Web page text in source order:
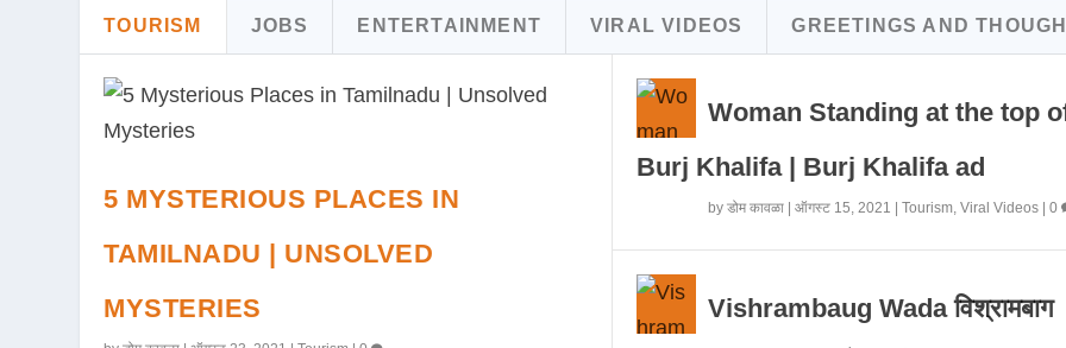
TOURISM JOBS ENTERTAINMENT VIRAL VIDEOS GREETINGS AND
5 MYSTERIOUS PLACES IN
TAMILNADU | UNSOLVED
MYSTERIES
Woman Standing at the top
Burj Khalifa | Burj Khalifa ad
by डोम कावळा| ऑगस्ट 15, 2021 Tourism, Viral Videos| 0
Vishrambaug Wada विश्रामबाग